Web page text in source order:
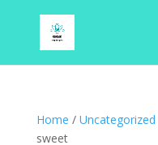
Home / Uncategorized
sweet